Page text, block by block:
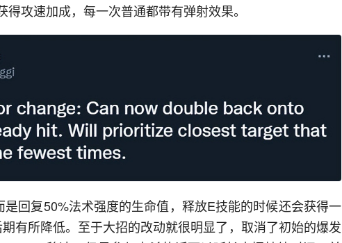
攻速加成，每一次普通都带有弹射效果。
回复50%法术强度的生命值，释放E技能的时候还会获得一
有所降低。至于大招的改动就很明显了，取消了初始的爆发